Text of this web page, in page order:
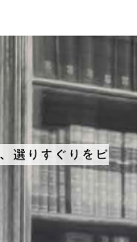
選りすぐりをピ